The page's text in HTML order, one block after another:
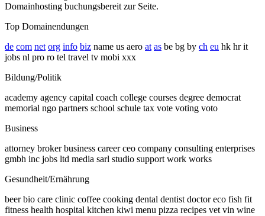
Domainhosting buchungsbereit zur Seite.
Top Domainendungen
de com net org info biz name us aero at as be bg by ch eu hk hr it
jobs nl pro ro tel travel tv mobi xxx
Bildung/Politik
academy agency capital coach college courses degree democrat
memorial ngo partners school schule tax vote voting voto
Business
attorney broker business career ceo company consulting enterprises
gmbh inc jobs ltd media sarl studio support work works
Gesundheit/Ernährung
beer bio care clinic coffee cooking dental dentist doctor eco fish fit
fitness health hospital kitchen kiwi menu pizza recipes vet vin wine